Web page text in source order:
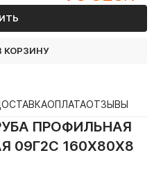
КОРЗИНУ
ОПЛАТАОТЗЫВЫ
ПРОФИЛЬНАЯ
09Г2С 160Х80Х8